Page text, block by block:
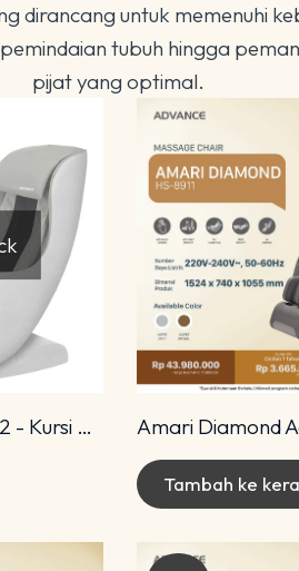
dirancang untuk memenuhi
tubuh hingga
pijat yang optimal.
All New Ichiro Young 2 - Kursi Pijat Ichiro
Tambah ke